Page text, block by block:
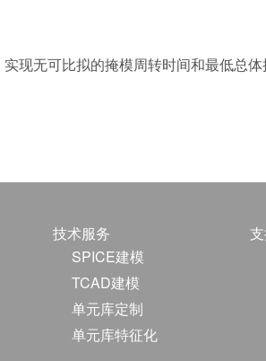
现无可比拟的掩模周转时间和最低总
技术服务
SPICE建模
TCAD建模
单元库定制
单元库特征化